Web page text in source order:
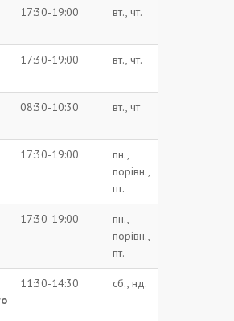
17:30-19:00 вт., чт.
17:30-19:00 вт., чт.
08:30-10:30 вт., чт
17:30-19:00
пн.,
порівн.,
пт.
17:30-19:00
пн.,
порівн.,
пт.
11:30-14:30 сб., нд.